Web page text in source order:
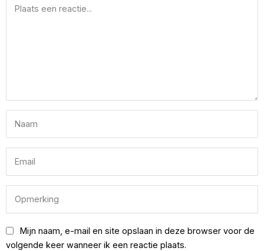
Mijn naam, e-mail en site opslaan in deze browser voor de
volgende keer wanneer ik een reactie plaats.